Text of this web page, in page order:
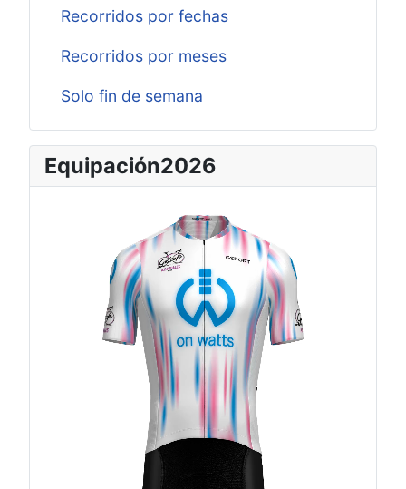
Recorridos por fechas
Recorridos por meses
Solo fin de semana
Equipación2026